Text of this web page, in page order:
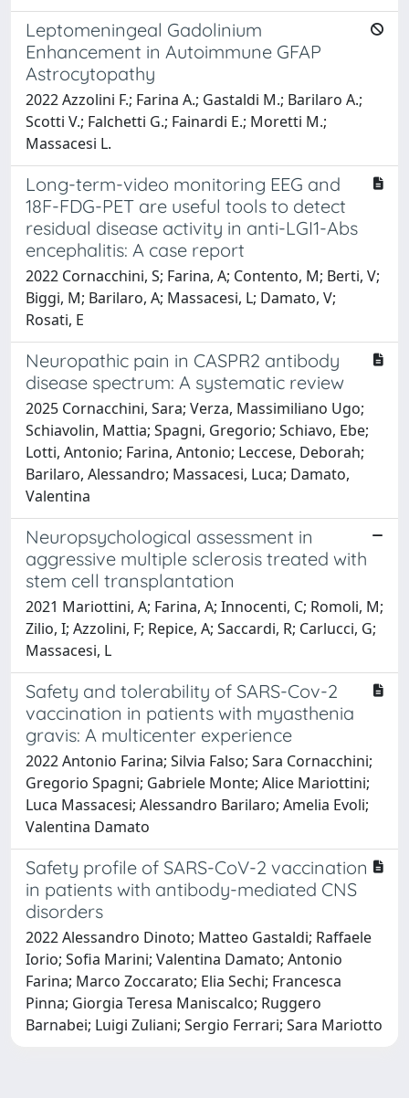
Leptomeningeal Gadolinium
Enhancement in Autoimmune GFAP
Astrocytopathy
2022 Azzolini F.; Farina A.; Gastaldi M.; Barilaro A.;
Scotti V.; Falchetti G.; Fainardi E.; Moretti M.;
Massacesi L.
Long-term-video monitoring EEG and
18F-FDG-PET are useful tools to detect
residual disease activity in anti-LGI1-Abs
encephalitis: A case report
2022 Cornacchini, S; Farina, A; Contento, M; Berti, V;
Biggi, M; Barilaro, A; Massacesi, L; Damato, V;
Rosati, E
Neuropathic pain in CASPR2 antibody
disease spectrum: A systematic review
2025 Cornacchini, Sara; Verza, Massimiliano Ugo;
Schiavolin, Mattia; Spagni, Gregorio; Schiavo, Ebe;
Lotti, Antonio; Farina, Antonio; Leccese, Deborah;
Barilaro, Alessandro; Massacesi, Luca; Damato,
Valentina
Neuropsychological assessment in
aggressive multiple sclerosis treated with
stem cell transplantation
2021 Mariottini, A; Farina, A; Innocenti, C; Romoli, M;
Zilio, I; Azzolini, F; Repice, A; Saccardi, R; Carlucci, G;
Massacesi, L
Safety and tolerability of SARS-Cov-2
vaccination in patients with myasthenia
gravis: A multicenter experience
2022 Antonio Farina; Silvia Falso; Sara Cornacchini;
Gregorio Spagni; Gabriele Monte; Alice Mariottini;
Luca Massacesi; Alessandro Barilaro; Amelia Evoli;
Valentina Damato
Safety profile of SARS-CoV-2 vaccination
in patients with antibody-mediated CNS
disorders
2022 Alessandro Dinoto; Matteo Gastaldi; Raffaele
Iorio; Sofia Marini; Valentina Damato; Antonio
Farina; Marco Zoccarato; Elia Sechi; Francesca
Pinna; Giorgia Teresa Maniscalco; Ruggero
Barnabei; Luigi Zuliani; Sergio Ferrari; Sara Mariotto